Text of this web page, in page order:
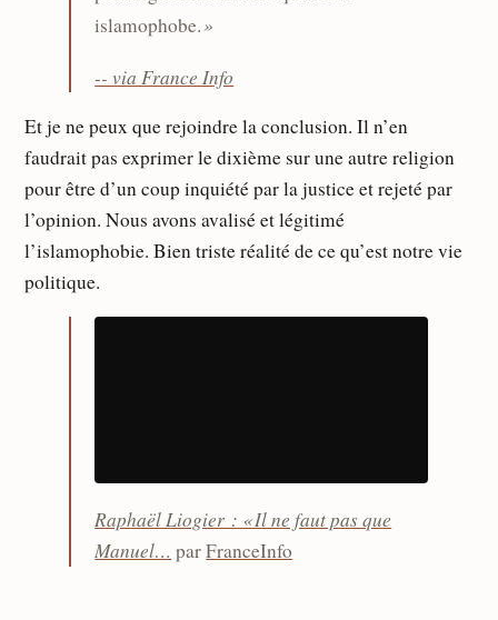
islamophobe.»
-- via France Info
Et je ne peux que rejoindre la conclusion. Il n’en
faudrait pas exprimer le dixième sur une autre religion
pour être d’un coup inquiété par la justice et rejeté par
l’opinion. Nous avons avalisé et légitimé
l’islamophobie. Bien triste réalité de ce qu’est notre vie
politique.
Raphaël Liogier : « Il ne faut pas que
Manuel… parFranceInfo